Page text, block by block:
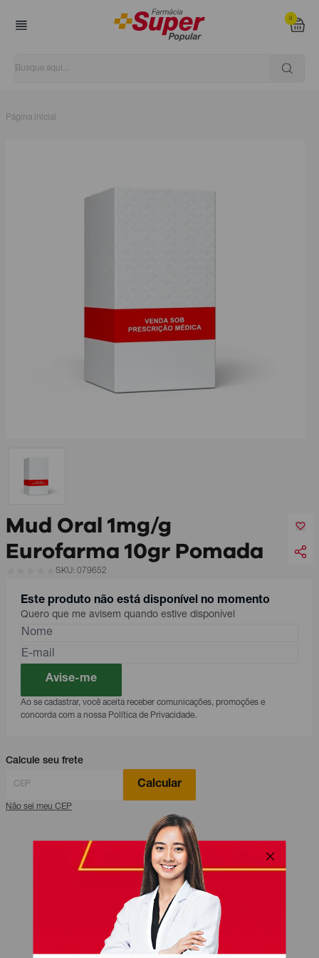
0
Página inicial
Mud Oral 1mg/g
Eurofarma 10gr Pomada
SKU: 079652
Este produto não está disponível no momento
Quero que me avisem quando estive disponível
Avise-me
Ao se cadastrar, você aceita receber comunicações, promoções e
concorda com a nossa Política de Privacidade.
Calcule seu frete
Calcular
Não sei meu CEP